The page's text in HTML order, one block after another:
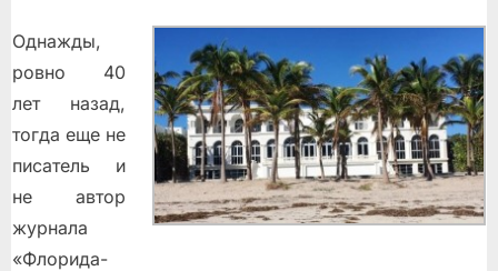
Однажды,
ровно 40
лет назад,
тогда еще не
писатель и
не автор
журнала
«Флорида-